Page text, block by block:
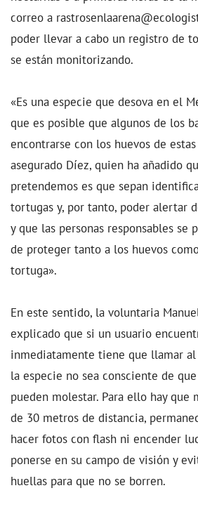
correo a
poder llevar a cabo un registro de
se están monitorizando.
«Es una especie que desova en el
que es posible que algunos de los
encontrarse con los huevos de
asegurado Díez, quien ha añadido
pretendemos es que sepan
tortugas y, por tanto, poder alertar
y que las personas responsables se
de proteger tanto a los huevos
tortuga».
En este sentido, la voluntaria
explicado que si un usuario
inmediatamente tiene que llamar
la especie no sea consciente de
pueden molestar. Para ello hay que
de 30 metros de distancia,
hacer fotos con flash ni encender
ponerse en su campo de visión y
huellas para que no se borren.